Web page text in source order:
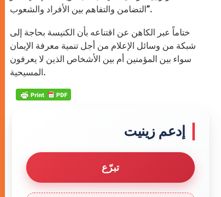
التضامن والتفاهم بين الأفراد والشعوب”.
ختاماً عبر الكاهن عن اقتناعه بأن الكنيسة بحاجة إلى
شبكة من وسائل الإعلام من أجل تنمية معرفة الإيمان
سواء بين المؤمنين أم بين الأشخاص الذين لا يعرفون
المسيحية.
إدعم زينيت
تبرّع